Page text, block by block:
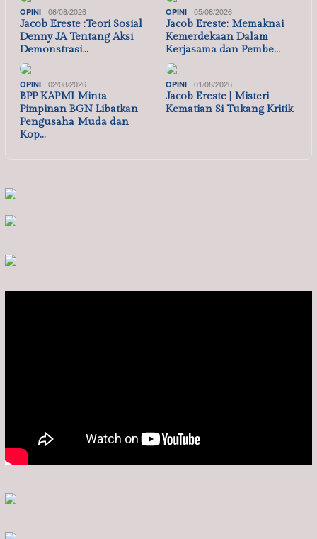
OPINI 06/08/2026
Jacob Ereste :Teori Sosial
Denny JA Tentang Aksi
Demonstrasi…
OPINI 05/08/2026
Jacob Ereste: Memaknai
Kemerdekaan Dalam
Kerjasama dan Pembe…
OPINI 02/08/2026
BPP KAPMI Minta
Pimpinan BGN Libatkan
Pengusaha Muda dan
Kop…
OPINI 01/08/2026
Jacob Ereste | Misteri
Kematian Si Tukang Kritik